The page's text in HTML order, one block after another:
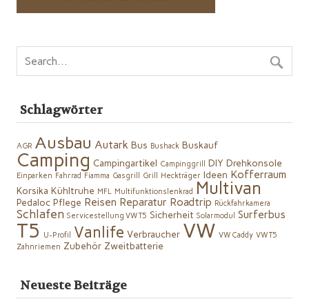
Schlagwörter
AGR Ausbau Autark Bus Bushack Buskauf
Camping Campingartikel Campinggrill DIY Drehkonsole
Einparken Fahrrad Fiamma Gasgrill Grill Heckträger Ideen Kofferraum
Korsika Kühltruhe MFL Multifunktionslenkrad Multivan
Pedaloc Pflege Reisen Reparatur Roadtrip Rückfahrkamera
Schlafen Servicestellung VW T5 Sicherheit Solarmodul Surferbus
T5 U-Profil Vanlife Verbraucher VW VW Caddy VW T5
Zahnriemen Zubehör Zweitbatterie
Neueste Beiträge